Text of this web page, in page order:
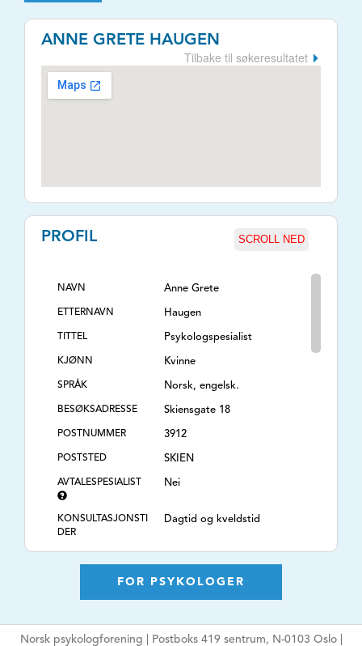
ANNE GRETE HAUGEN
Tilbake til søkeresultatet
PROFIL SCROLL NED
NAVN Anne Grete
ETTERNAVN Haugen
TITTEL Psykologspesialist
KJØNN Kvinne
SPRÅK Norsk, engelsk.
BESØKSADRESSE Skiensgate 18
POSTNUMMER 3912
POSTSTED SKIEN
AVTALESPESIALIST Nei
KONSULTASJONSTI
DER
Dagtid og kveldstid
TLF. NR. 90503076
https://psykologhaugen.com
E-POSTADRESSE
Ikke oppgi sensitiv
informasjon
FOR PSYKOLOGER
Norsk psykologforening | Postboks 419 sentrum, N-0103 Oslo |